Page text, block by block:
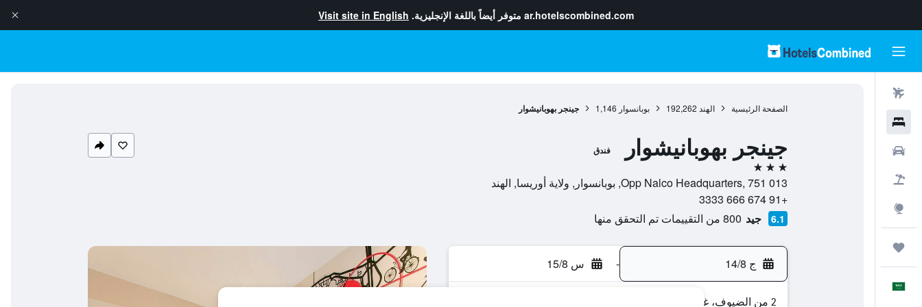
ar.hotelscombined.com متوفر أيضاً باللغة الإنجليزية. Visit site in English
الصفحة الرئيسية الهند 192,262 بوبانسوار 1,146 جينجر بهوبانيشوار
جينجر بهوبانيشوار فندق
3 نجوم
Opp Nalco Headquarters, 751 013, بوبانسوار, ولاية أوريسا, الهند
+91 674 666 3333
6.1 جيد 800 من التقييمات تم التحقق منها
ج 14/8 - س 15/8
2 من الضيوف، غرفة واحدة